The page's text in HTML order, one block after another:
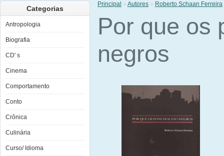
Categorias
Antropologia
Biografia
CD' s
Cinema
Comportamento
Conto
Crônica
Culinária
Curso/ Idioma
Principal » Autores » Roberto Schaan Ferreira
Por que os
negros